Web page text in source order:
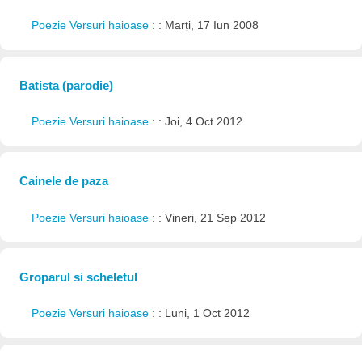
Poezie Versuri haioase : : Marți, 17 Iun 2008
Batista (parodie)
Poezie Versuri haioase : : Joi, 4 Oct 2012
Cainele de paza
Poezie Versuri haioase : : Vineri, 21 Sep 2012
Groparul si scheletul
Poezie Versuri haioase : : Luni, 1 Oct 2012